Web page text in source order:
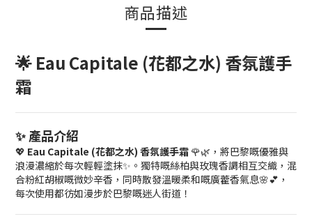
商品描述
🌟 Eau Capitale (花都之水) 香氛護手
霜
✨ 產品介紹
💖 Eau Capitale (花都之水) 香氛護手霜🌹🌿，將巴黎嘅優雅與
浪漫濃縮於每次輕輕塗抹✨。獨特嘅絲柏與玫瑰香調相互交織，混
合粉紅胡椒嘅微妙辛香，同時散發溫暖柔和嘅廣藿香氣息🌸💕，
每次使用都彷如漫步於巴黎嘅迷人街道！